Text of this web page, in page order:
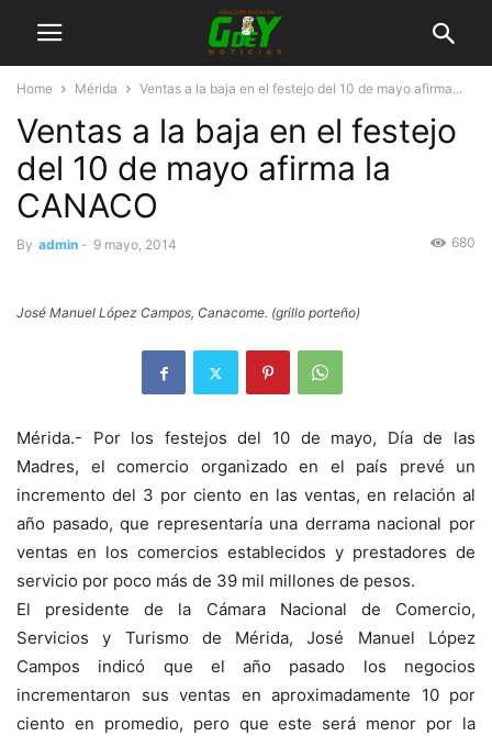
Home Mérida Ventas a la baja en el festejo del 10 de mayo afirma...
Ventas a la baja en el festejo
del 10 de mayo afirma la
CANACO
By admin - 9 mayo, 2014 680
José Manuel López Campos, Canacome. (grillo porteño)
Mérida.- Por los festejos del 10 de mayo, Día de las
Madres, el comercio organizado en el país prevé un
incremento del 3 por ciento en las ventas, en relación al
año pasado, que representaría una derrama nacional por
ventas en los comercios establecidos y prestadores de
servicio por poco más de 39 mil millones de pesos.
El presidente de la Cámara Nacional de Comercio,
Servicios y Turismo de Mérida, José Manuel López
Campos indicó que el año pasado los negocios
incrementaron sus ventas en aproximadamente 10 por
ciento en promedio, pero que este será menor por la